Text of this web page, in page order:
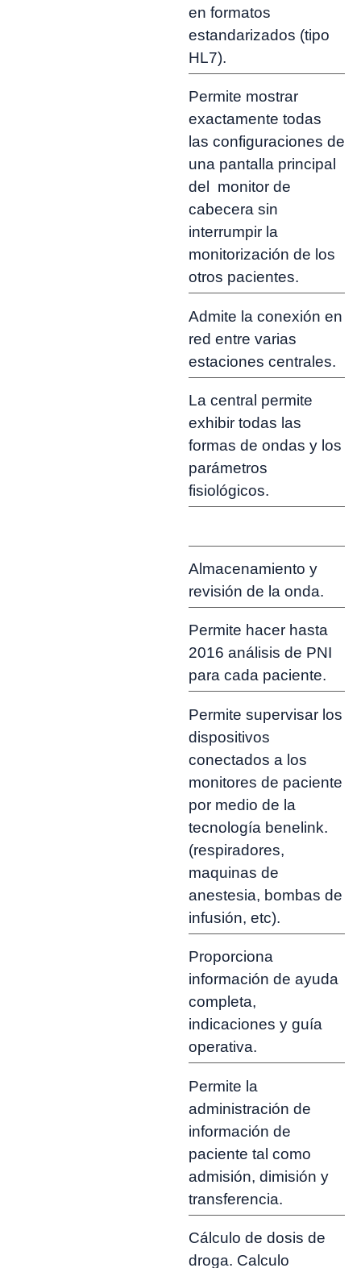
en formatos
estandarizados (tipo
HL7).
Permite mostrar
exactamente todas
las configuraciones de
una pantalla principal
del monitor de
cabecera sin
interrumpir la
monitorización de los
otros pacientes.
Admite la conexión en
red entre varias
estaciones centrales.
La central permite
exhibir todas las
formas de ondas y los
parámetros
fisiológicos.
Almacenamiento y
revisión de la onda.
Permite hacer hasta
2016 análisis de PNI
para cada paciente.
Permite supervisar los
dispositivos
conectados a los
monitores de paciente
por medio de la
tecnología benelink.
(respiradores,
maquinas de
anestesia, bombas de
infusión, etc).
Proporciona
información de ayuda
completa,
indicaciones y guía
operativa.
Permite la
administración de
información de
paciente tal como
admisión, dimisión y
transferencia.
Cálculo de dosis de
droga. Calculo